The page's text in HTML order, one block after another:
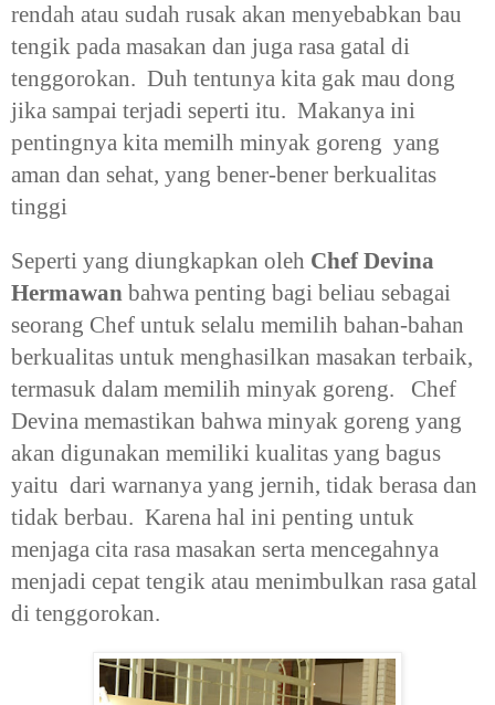
rendah atau sudah rusak akan menyebabkan bau
tengik pada masakan dan juga rasa gatal di
tenggorokan. Duh tentunya kita gak mau dong
jika sampai terjadi seperti itu. Makanya ini
pentingnya kita memilh minyak goreng yang
aman dan sehat, yang bener-bener berkualitas
tinggi
Seperti yang diungkapkan oleh Chef Devina
Hermawan bahwa penting bagi beliau sebagai
seorang Chef untuk selalu memilih bahan-bahan
berkualitas untuk menghasilkan masakan terbaik,
termasuk dalam memilih minyak goreng. Chef
Devina memastikan bahwa minyak goreng yang
akan digunakan memiliki kualitas yang bagus
yaitu dari warnanya yang jernih, tidak berasa dan
tidak berbau. Karena hal ini penting untuk
menjaga cita rasa masakan serta mencegahnya
menjadi cepat tengik atau menimbulkan rasa gatal
di tenggorokan.